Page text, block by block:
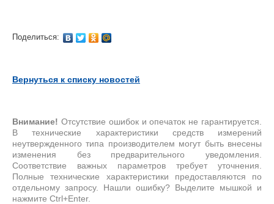
Поделиться:
Вернуться к списку новостей
Внимание! Отсутствие ошибок и опечаток не гарантируется.
В технические характеристики средств измерений
неутвержденного типа производителем могут быть внесены
изменения без предварительного уведомления.
Соответствие важных параметров требует уточнения.
Полные технические характеристики предоставляются по
отдельному запросу. Нашли ошибку? Выделите мышкой и
нажмите Ctrl+Enter.